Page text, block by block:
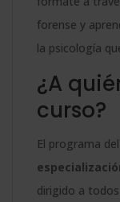
forense y
la psicología
¿A
curso?
El programa del
dirigido a